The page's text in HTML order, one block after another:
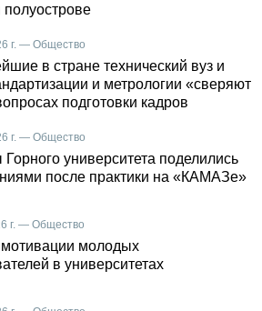
полуострове
г. — Общество
в стране технический вуз и
и метрологии «сверяют
подготовки кадров
г. — Общество
университета поделились
после практики на «КАМАЗе»
г. — Общество
молодых
в университетах